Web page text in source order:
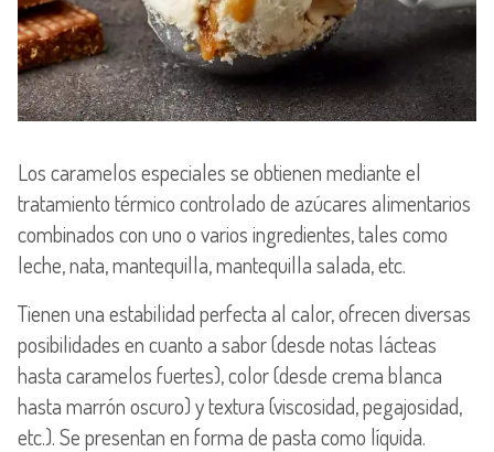
Los caramelos especiales se obtienen mediante el
tratamiento térmico controlado de azúcares alimentarios
combinados con uno o varios ingredientes, tales como
leche, nata, mantequilla, mantequilla salada, etc.
Tienen una estabilidad perfecta al calor, ofrecen diversas
posibilidades en cuanto a sabor (desde notas lácteas
hasta caramelos fuertes), color (desde crema blanca
hasta marrón oscuro) y textura (viscosidad, pegajosidad,
etc.). Se presentan en forma de pasta como líquida.